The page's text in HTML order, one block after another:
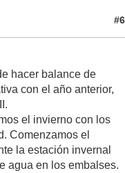
#6
hacer balance de
con el año anterior,
el invierno con los
Comenzamos el
la estación invernal
agua en los embalses.